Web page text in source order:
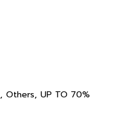
, Others, UP TO 70%